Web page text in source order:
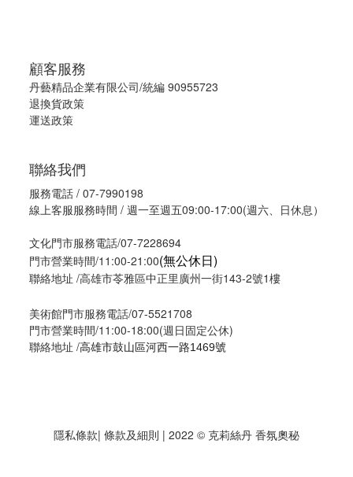
顧客服務
丹藝精品企業有限公司/統編 90955723
退換貨政策
運送政策
聯絡我們
服務電話 / 07-7990198
線上客服服務時間 / 週一至週五09:00-17:00(週六、日休息）
文化門市服務電話/07-7228694
門市營業時間/11:00-21:00(無公休日)
聯絡地址 /高雄市苓雅區中正里廣州一街143-2號1樓
美術館門市服務電話/07-5521708
門市營業時間/11:00-18:00(週日固定公休)
聯絡地址 /高雄市鼓山區河西一路1469號
隱私條款| 條款及細則 | 2022 © 克莉絲丹 香氛奧秘